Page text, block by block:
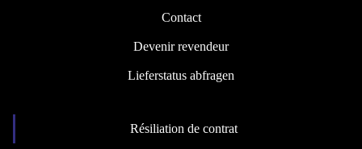
Contact
Devenir revendeur
Lieferstatus abfragen
Résiliation de contrat